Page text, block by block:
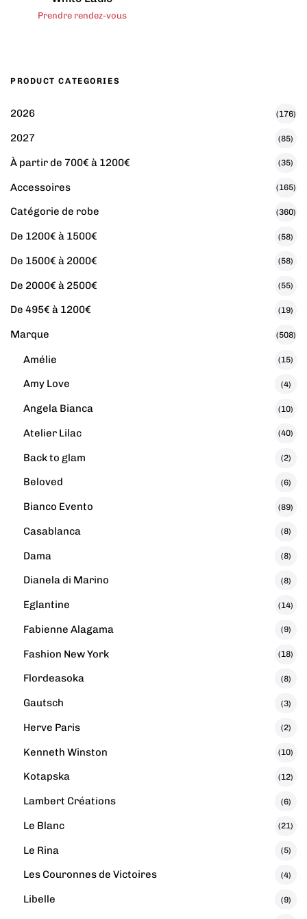
Prendre rendez-vous
PRODUCT CATEGORIES
2026 (176)
2027 (85)
À partir de 700€ à 1200€ (35)
Accessoires (165)
Catégorie de robe (360)
De 1200€ à 1500€ (58)
De 1500€ à 2000€ (58)
De 2000€ à 2500€ (55)
De 495€ à 1200€ (19)
Marque (508)
Amélie (15)
Amy Love (4)
Angela Bianca (10)
Atelier Lilac (40)
Back to glam (2)
Beloved (6)
Bianco Evento (89)
Casablanca (8)
Dama (8)
Dianela di Marino (8)
Eglantine (14)
Fabienne Alagama (9)
Fashion New York (18)
Flordeasoka (8)
Gautsch (3)
Herve Paris (2)
Kenneth Winston (10)
Kotapska (12)
Lambert Créations (6)
Le Blanc (21)
Le Rina (5)
Les Couronnes de Victoires (4)
Libelle (9)